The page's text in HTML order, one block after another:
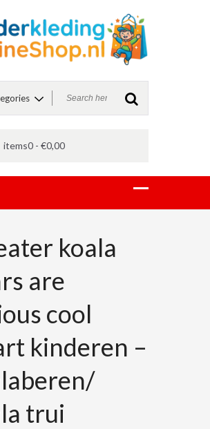
items0 - €0,00
koala
are
cool
kinderen –
trui